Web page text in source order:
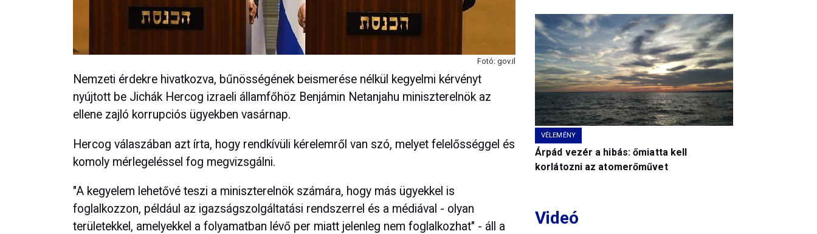
Fotó: gov.il
Nemzeti érdekre hivatkozva, bűnösségének beismerése nélkül kegyelmi kérvényt
nyújtott be Jichák Hercog izraeli államfőhöz Benjámin Netanjahu miniszterelnök az
ellene zajló korrupciós ügyekben vasárnap.
Hercog válaszában azt írta, hogy rendkívüli kérelemről van szó, melyet felelősséggel és
komoly mérlegeléssel fog megvizsgálni.
"A kegyelem lehetővé teszi a miniszterelnök számára, hogy más ügyekkel is
foglalkozzon, például az igazságszolgáltatási rendszerrel és a médiával - olyan
területekkel, amelyekkel a folyamatban lévő per miatt jelenleg nem foglalkozhat" - áll a
VÉLEMÉNY
Árpád vezér a hibás: őmiatta kell
korlátozni az atomerőművet
Videó